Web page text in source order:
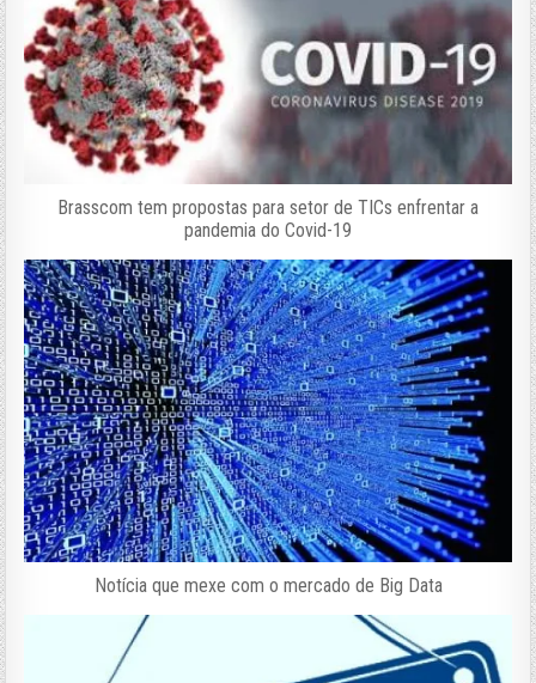
Brasscom tem propostas para setor de TICs enfrentar a
pandemia do Covid-19
Notícia que mexe com o mercado de Big Data